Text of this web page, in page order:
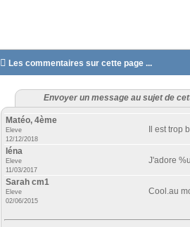
 Les commentaires sur cette page ...
Envoyer un message au sujet de
Matéo, 4ème
Eleve
12/12/2018
Il est trop
léna
Eleve
11/03/2017
J'adore
Sarah cm1
Eleve
02/06/2015
Cool.au